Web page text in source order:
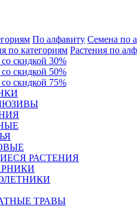
По алфавиту Семена по
по категориям Растения по
скидкой 30%
скидкой 50%
скидкой 75%
РАСТЕНИЯ
ТРАВЫ